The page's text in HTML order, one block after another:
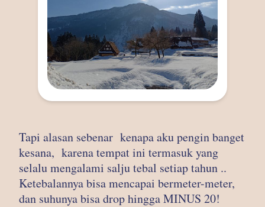
Tapi alasan sebenar kenapa aku pengin banget
kesana, karena tempat ini termasuk yang
selalu mengalami salju tebal setiap tahun ..
Ketebalannya bisa mencapai bermeter-meter,
dan suhunya bisa drop hingga MINUS 20!